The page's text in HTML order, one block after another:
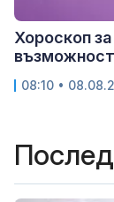
Хороскоп
08:10 •